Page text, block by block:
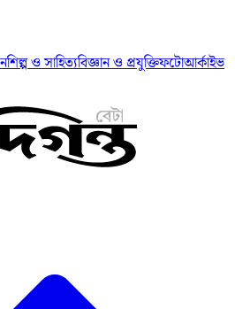
শিল্প ও সাহিত্যবিজ্ঞান ও প্রযুক্তিফটোআর্কাইভ